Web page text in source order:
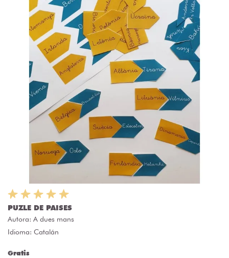
PUZLE DE PAISES
Autora: A dues mans
Idioma: Catalán
Gratis